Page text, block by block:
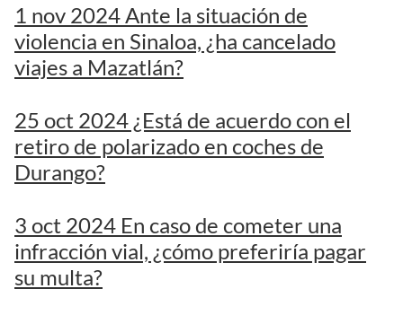
1 nov 2024 Ante la situación de
violencia en Sinaloa, ¿ha cancelado
viajes a Mazatlán?
25 oct 2024 ¿Está de acuerdo con el
retiro de polarizado en coches de
Durango?
3 oct 2024 En caso de cometer una
infracción vial, ¿cómo preferiría pagar
su multa?